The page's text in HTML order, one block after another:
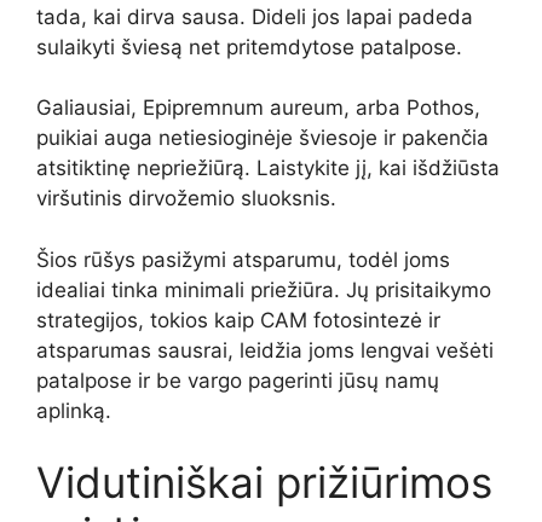
tada, kai dirva sausa. Dideli jos lapai padeda
sulaikyti šviesą net pritemdytose patalpose.
Galiausiai, Epipremnum aureum, arba Pothos,
puikiai auga netiesioginėje šviesoje ir pakenčia
atsitiktinę nepriežiūrą. Laistykite jį, kai išdžiūsta
viršutinis dirvožemio sluoksnis.
Šios rūšys pasižymi atsparumu, todėl joms
idealiai tinka minimali priežiūra. Jų prisitaikymo
strategijos, tokios kaip CAM fotosintezė ir
atsparumas sausrai, leidžia joms lengvai vešėti
patalpose ir be vargo pagerinti jūsų namų
aplinką.
Vidutiniškai prižiūrimos